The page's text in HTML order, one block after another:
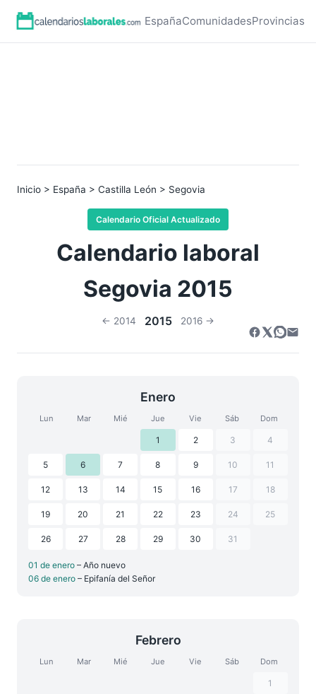
EspañaComunidadesProvincias
Inicio > España > Castilla León > Segovia
Calendario Oficial Actualizado
Calendario laboral
Segovia 2015
← 2014 2015 2016 →
Enero
Lun Mar Mié Jue Vie Sáb Dom
1 2 3 4
5 6 7 8 9 10 11
12 13 14 15 16 17 18
19 20 21 22 23 24 25
26 27 28 29 30 31
01 de enero – Año nuevo
06 de enero – Epifanía del Señor
Febrero
Lun Mar Mié Jue Vie Sáb Dom
1